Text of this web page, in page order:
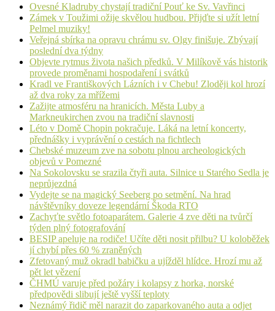
Ovesné Kladruby chystají tradiční Pouť ke Sv. Vavřinci
Zámek v Toužimi ožije skvělou hudbou. Přijďte si užít letní
Pelmel muziky!
Veřejná sbírka na opravu chrámu sv. Olgy finišuje. Zbývají
poslední dva týdny
Objevte rytmus života našich předků. V Milíkově vás historik
provede proměnami hospodaření i svátků
Kradl ve Františkových Lázních i v Chebu! Zloději kol hrozí
až dva roky za mřížemi
Zažijte atmosféru na hranicích. Města Luby a
Markneukirchen zvou na tradiční slavnosti
Léto v Domě Chopin pokračuje. Láká na letní koncerty,
přednášky i vyprávění o cestách na fichtlech
Chebské muzeum zve na sobotu plnou archeologických
objevů v Pomezné
Na Sokolovsku se srazila čtyři auta. Silnice u Starého Sedla je
neprůjezdná
Vydejte se na magický Seeberg po setmění. Na hrad
návštěvníky doveze legendární Škoda RTO
Zachyťte světlo fotoaparátem. Galerie 4 zve děti na tvůrčí
týden plný fotografování
BESIP apeluje na rodiče! Učíte děti nosit přilbu? U koloběžek
jí chybí přes 60 % zraněných
Zfetovaný muž okradl babičku a ujížděl hlídce. Hrozí mu až
pět let vězení
ČHMÚ varuje před požáry i kolapsy z horka, norské
předpovědi slibují ještě vyšší teploty
Neznámý řidič měl narazit do zaparkovaného auta a odjet